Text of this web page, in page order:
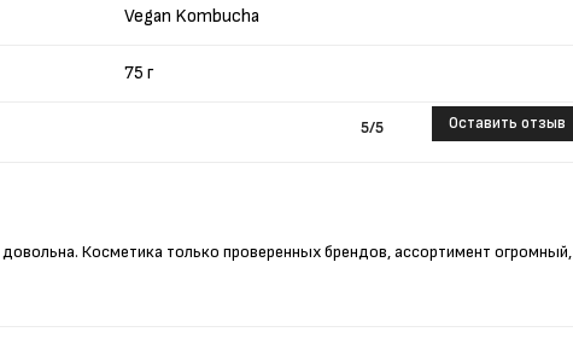
5/5 Оставить отзыв
Косметика только проверенных брендов, ассортимент огромный,
Vegan Kombucha
75 г